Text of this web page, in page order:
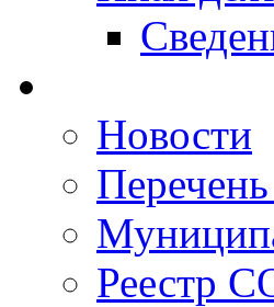
Новости
Реестр